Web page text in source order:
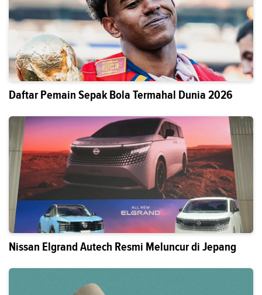
Daftar Pemain Sepak Bola Termahal Dunia 2026
Nissan Elgrand Autech Resmi Meluncur di Jepang